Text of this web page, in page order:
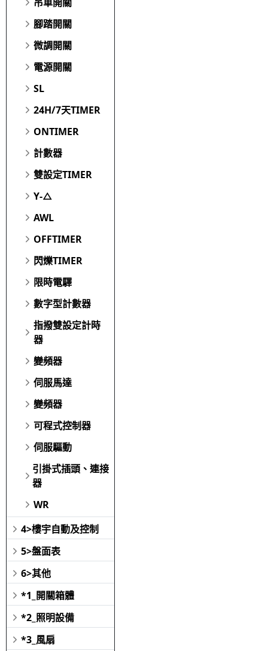
腳踏開關
微調開關
電源開關
SL
24H/7天TIMER
ONTIMER
計數器
雙設定TIMER
Y-△
AWL
OFFTIMER
閃爍TIMER
限時電驛
數字型計數器
指撥雙設定計時
器
變頻器
伺服馬達
變頻器
可程式控制器
伺服驅動
引掛式插頭、連接
器
WR
4>樓宇自動及控制
5>盤面表
6>其他
*1_開關箱體
*2_照明設備
*3_風扇